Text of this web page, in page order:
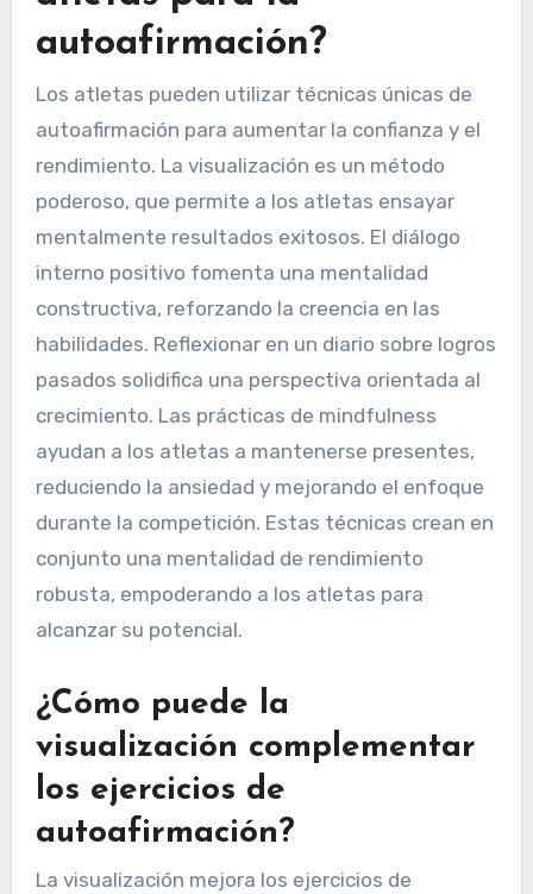
autoafirmación?
Los atletas pueden utilizar técnicas únicas de
autoafirmación para aumentar la confianza y el
rendimiento. La visualización es un método
poderoso, que permite a los atletas ensayar
mentalmente resultados exitosos. El diálogo
interno positivo fomenta una mentalidad
constructiva, reforzando la creencia en las
habilidades. Reflexionar en un diario sobre logros
pasados solidifica una perspectiva orientada al
crecimiento. Las prácticas de mindfulness
ayudan a los atletas a mantenerse presentes,
reduciendo la ansiedad y mejorando el enfoque
durante la competición. Estas técnicas crean en
conjunto una mentalidad de rendimiento
robusta, empoderando a los atletas para
alcanzar su potencial.
¿Cómo puede la
visualización complementar
los ejercicios de
autoafirmación?
La visualización mejora los ejercicios de